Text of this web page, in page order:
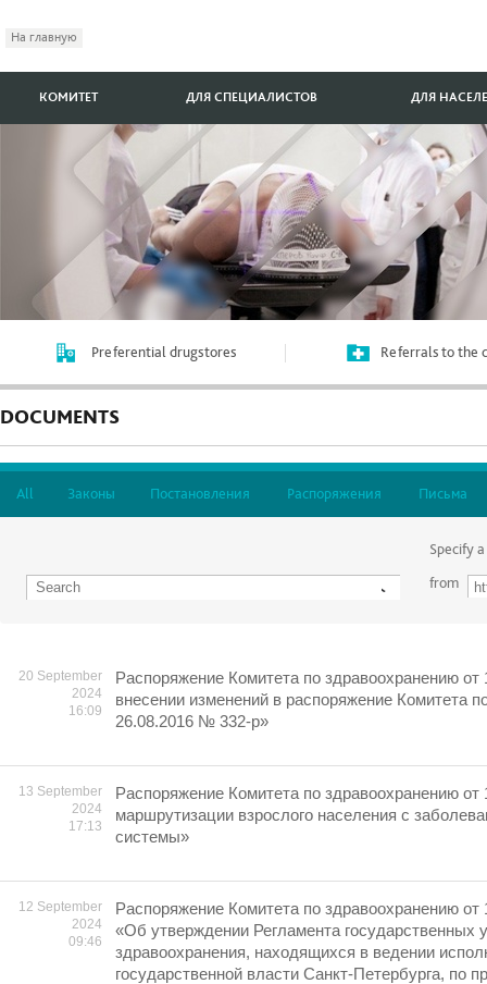
На главную
КОМИТЕТ ДЛЯ СПЕЦИАЛИСТОВ ДЛЯ
Preferential drugstores Referrals to the
DOCUMENTS
All Законы Постановления Распоряжения Письма
Specify
from
20 September
2024
16:09
Распоряжение Комитета по здравоохранению
внесении изменений в распоряжение Комитета
26.08.2016 № 332-р»
13 September
2024
17:13
Распоряжение Комитета по здравоохранению
маршрутизации взрослого населения с
системы»
12 September
2024
09:46
Распоряжение Комитета по здравоохранению
«Об утверждении Регламента государственных
здравоохранения, находящихся в ведении
государственной власти Санкт-Петербурга, по